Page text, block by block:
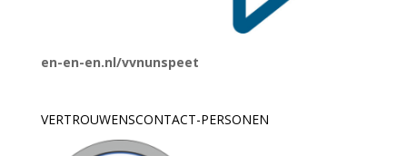
en-en-en.nl/vvnunspeet
VERTROUWENSCONTACT-PERSONEN